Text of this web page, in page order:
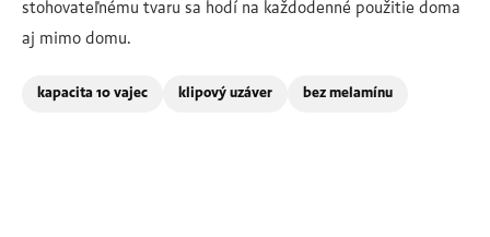
stohovateľnému tvaru sa hodí na každodenné použitie doma
aj mimo domu.
kapacita 10 vajec klipový uzáver bez melamínu